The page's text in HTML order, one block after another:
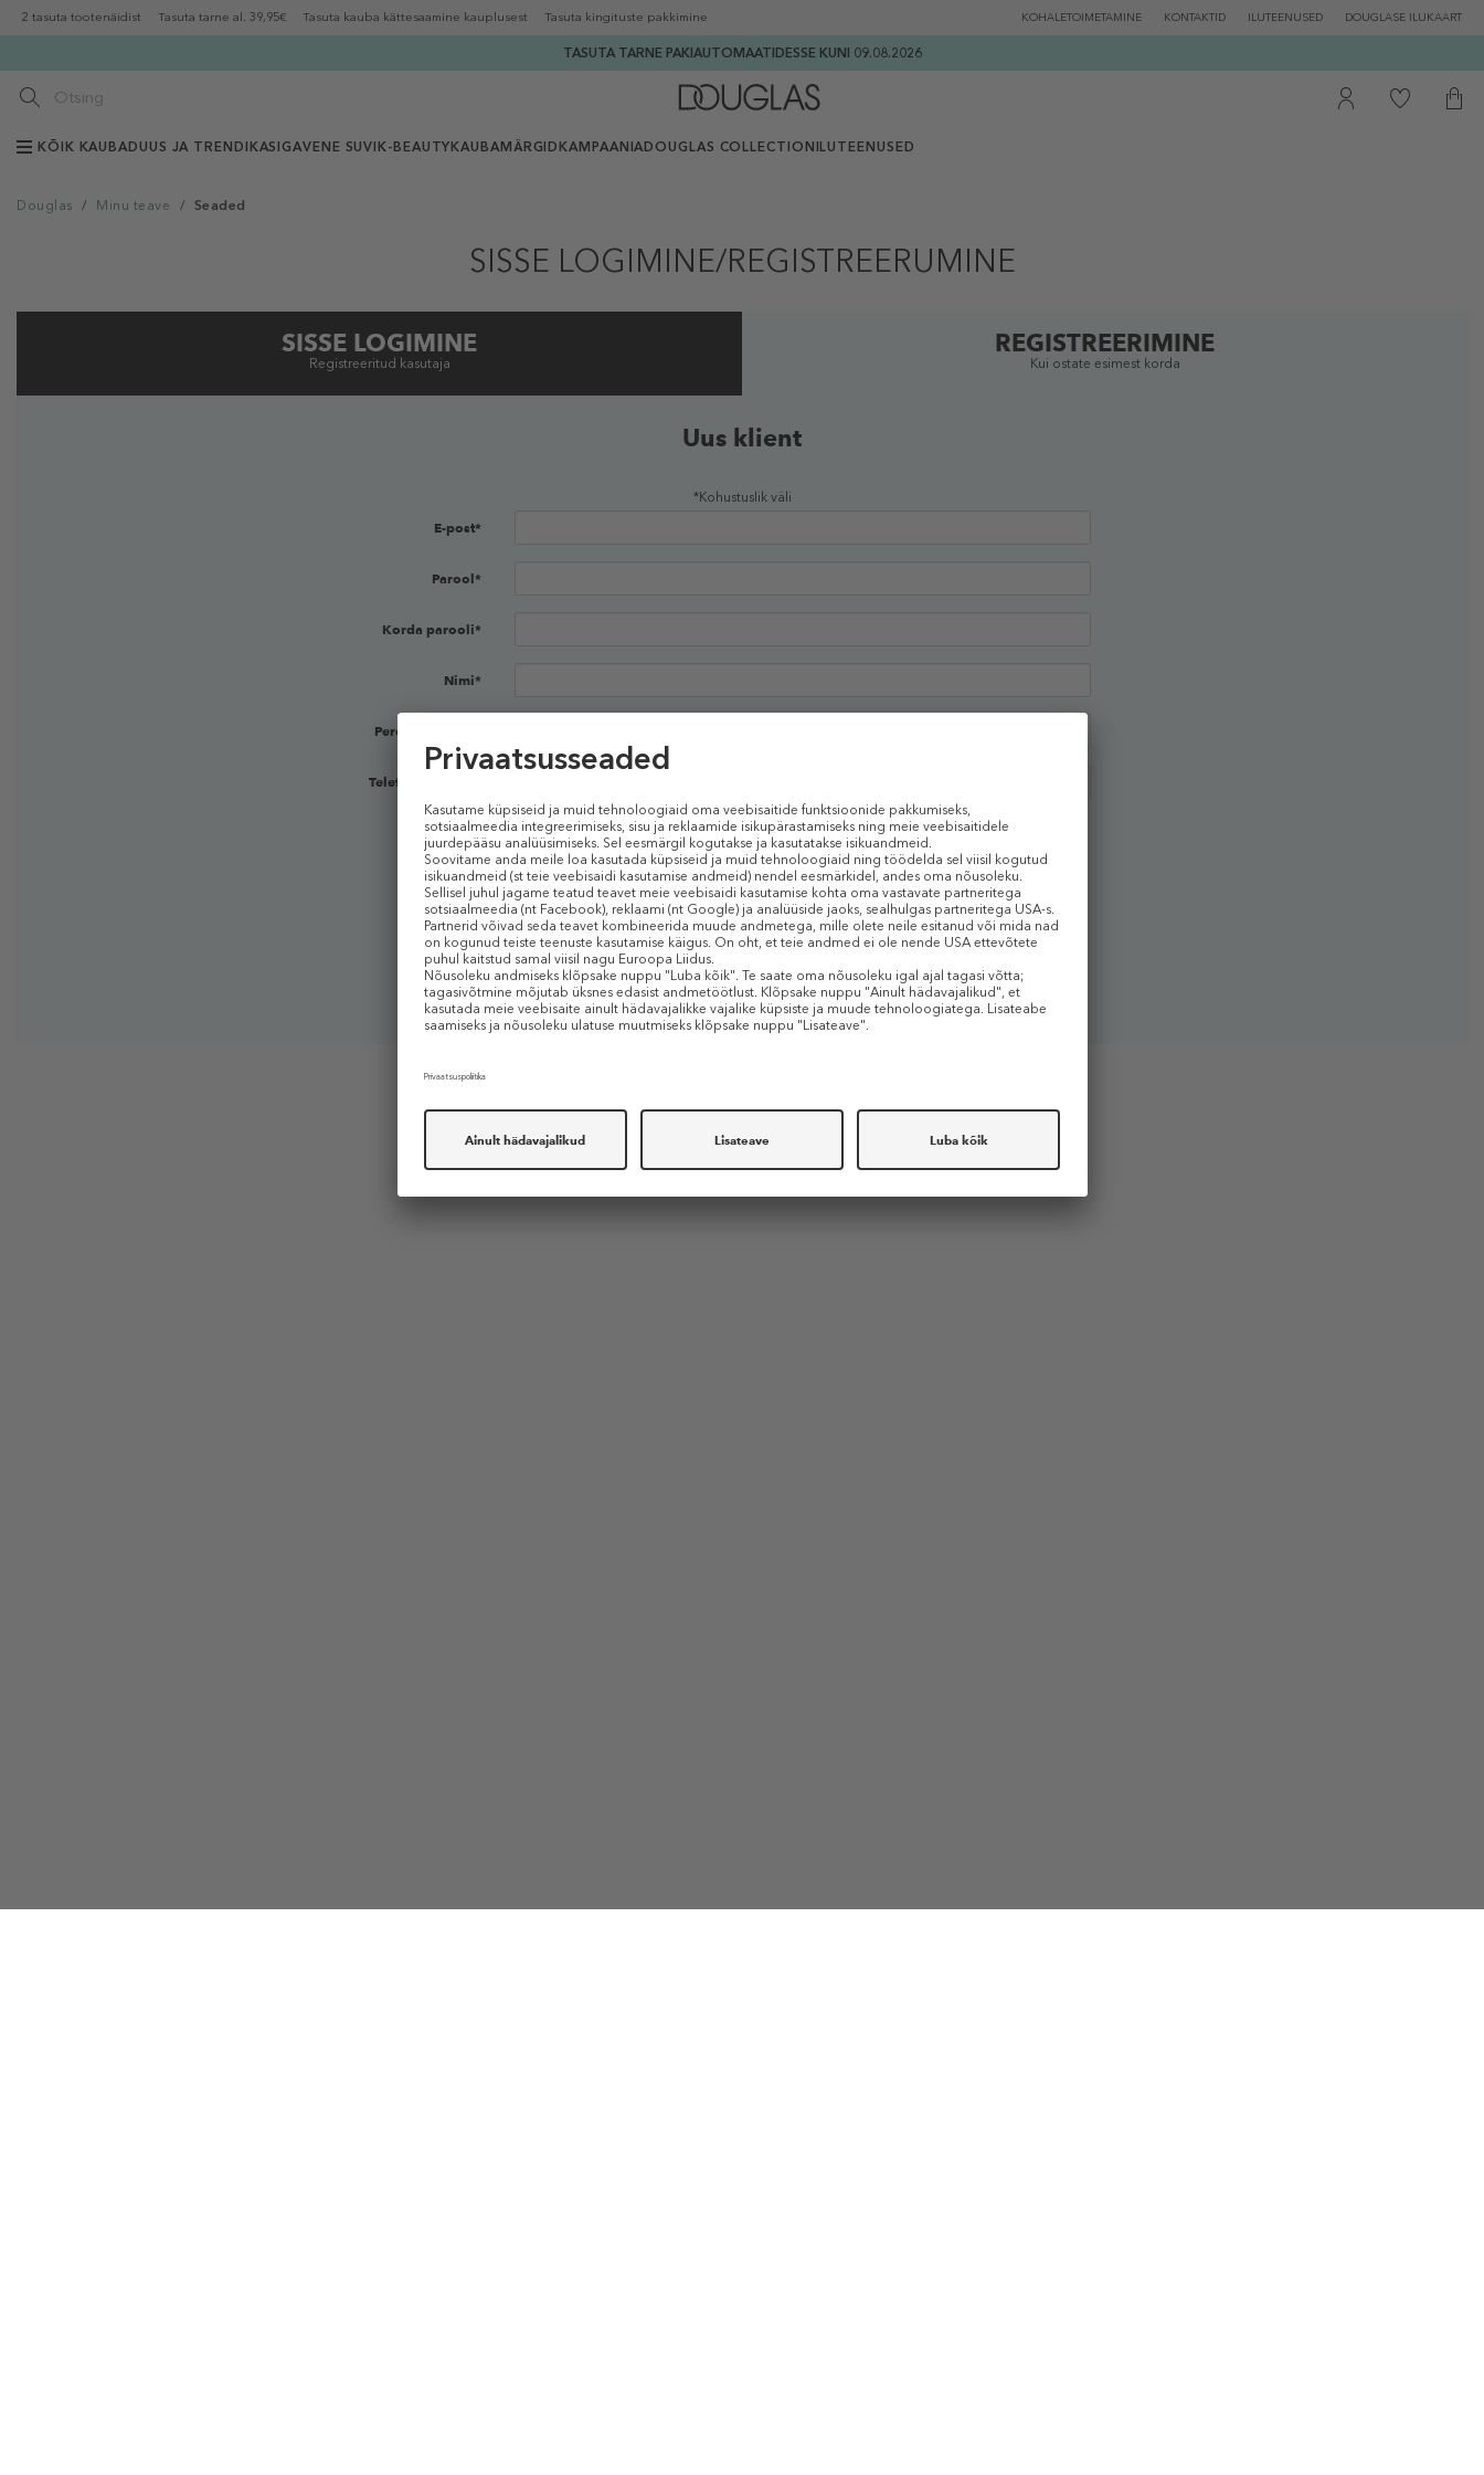
2 tasuta tootenäidist Tasuta tarne al. 39,95€ Tasuta kauba kättesaamine kauplusest Tasuta kingituste pakkimine KOHALETOIMETAMINE KONTAKTID ILUTEENUSED DOUGLASE ILUKAART
TASUTA TARNE PAKIAUTOMAATIDESSE KUNI 09.08.2026
KÕIK KAUBADUUS JA TRENDIKAS IGAVENE SUVI K-BEAUTY KAUBAMÄRGID KAMPAANIADOUGLAS COLLECTION ILUTEENUSED
Douglas / Minu teave / Seaded
SISSE LOGIMINE/REGISTREERUMINE
SISSE LOGIMINE
Registreeritud kasutaja
REGISTREERIMINE
Kui ostate esimest korda
Uus klient
*Kohustuslik väli
E-post*
Parool*
Korda parooli*
Nimi*
Perekonnanimi *
Telefoninumber:*
Kinnitan, et olen tutvunud ja nõustuntingimustega
Soovin saada teavet SMSi teel
Soovin saada Douglas.ee uudiskirja oma e-posti aadressile
JÄTKAN